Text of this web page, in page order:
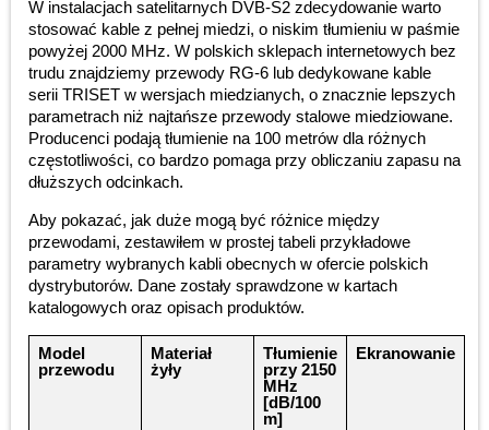
W instalacjach satelitarnych DVB-S2 zdecydowanie warto
stosować kable z pełnej miedzi, o niskim tłumieniu w paśmie
powyżej 2000 MHz. W polskich sklepach internetowych bez
trudu znajdziemy przewody RG-6 lub dedykowane kable
serii TRISET w wersjach miedzianych, o znacznie lepszych
parametrach niż najtańsze przewody stalowe miedziowane.
Producenci podają tłumienie na 100 metrów dla różnych
częstotliwości, co bardzo pomaga przy obliczaniu zapasu na
dłuższych odcinkach.
Aby pokazać, jak duże mogą być różnice między
przewodami, zestawiłem w prostej tabeli przykładowe
parametry wybranych kabli obecnych w ofercie polskich
dystrybutorów. Dane zostały sprawdzone w kartach
katalogowych oraz opisach produktów.
Model
przewodu
Materiał
żyły
Tłumienie
przy 2150
MHz
[dB/100
m]
Ekranowanie